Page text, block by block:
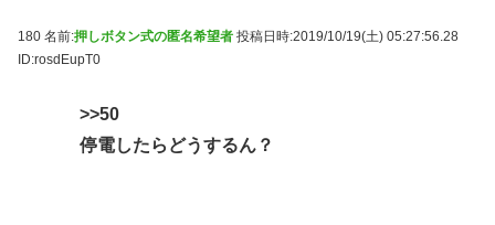
180 名前:押しボタン式の匿名希望者 投稿日時:2019/10/19(土) 05:27:56.28
ID:rosdEupT0
>>50
停電したらどうするん？